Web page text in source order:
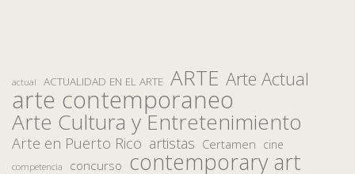
actual ACTUALIDAD EN EL ARTE ARTE Arte Actual
arte contemporaneo
Arte Cultura y Entretenimiento
Arte en Puerto Rico artistas Certamen cine
competencia concurso contemporary art